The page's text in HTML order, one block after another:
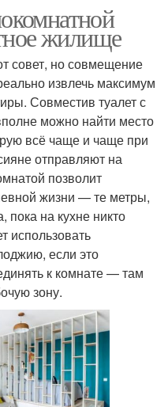
жилище
совет, но совмещение
извлечь максимум
Совместив туалет с
можно найти место
всё чаще и чаще при
отправляют на
позволит
жизни — те метры,
пока на кухне никто
использовать
если это
к комнате — там
зону.